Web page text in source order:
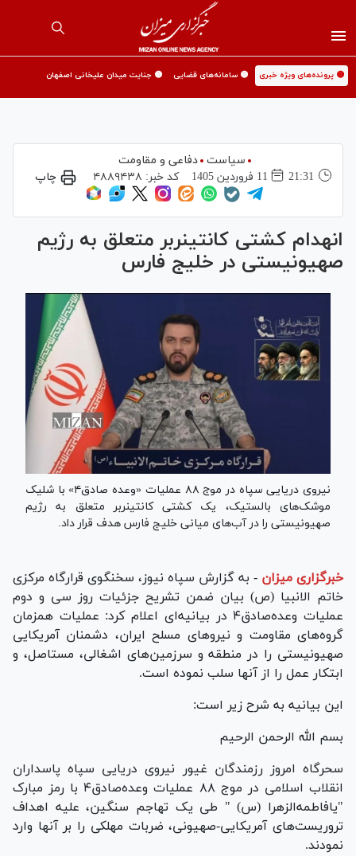
🟡 پرونده‌های ویژه خبری 🟡 سامانه‌های قضایی 🟡 جنایت میدان علیخانی اصفهان
سیاست
دفاعی و مقاومت
21:31
11 فروردين 1405 کد خبر: ۴۸۸۹۴۳۸ چاپ
انهدام کشتی کانتینربر متعلق به رژیم
صهیونیستی در خلیج فارس
نیروی دریایی سپاه در موج ۸۸ عملیات «وعده صادق۴» با شلیک
موشک‌های بالستیک، یک کشتی کانتینربر متعلق به رژیم
صهیونیستی را در آب‌های میانی خلیج فارس هدف قرار داد.
خبرگزاری میزان - به گزارش سپاه نیوز، سخنگوی قرارگاه مرکزی
خاتم الانبیا (ص) بیان ضمن تشریح جزئیات روز سی و دوم
عملیات وعده‌صادق۴ در بیانیه‌ای اعلام کرد: عملیات همزمان
گروه‌های مقاومت و نیرو‌های مسلح ایران، دشمنان آمریکایی
صهیونیستی را در منطقه و سرزمین‌های اشغالی، مستاصل، و
ابتکار عمل را از آنها سلب نموده است.
این بیانیه به شرح زیر است:
بسم الله الرحمن الرحیم
سحرگاه امروز رزمندگان غیور نیروی دریایی سپاه پاسداران
انقلاب اسلامی در موج ۸۸ عملیات وعده‌صادق۴ با رمز مبارک
"یافاطمه‌الزهرا (س) " طی یک تهاجم سنگین، علیه اهداف
تروریست‌های آمریکایی-صهیونی، ضربات مهلکی را بر آنها وارد
نمودند.